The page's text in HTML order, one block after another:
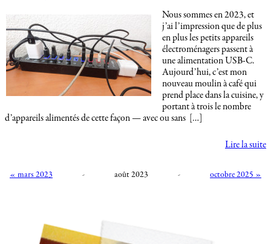
Nous sommes en 2023, et
j’ai l’impression que de plus
en plus les petits appareils
électroménagers passent à
une alimentation USB-C.
Aujourd’hui, c’est mon
nouveau moulin à café qui
prend place dans la cuisine, y
portant à trois le nombre
d’appareils alimentés de cette façon — avec ou sans […]
Lire la suite
« mars 2023 - août 2023 - octobre 2025 »